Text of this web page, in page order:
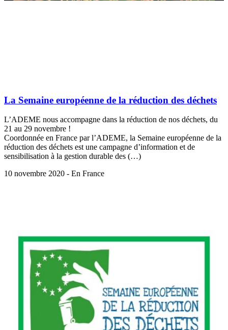
La Semaine européenne de la réduction des déchets
L’ADEME nous accompagne dans la réduction de nos déchets, du
21 au 29 novembre !
Coordonnée en France par l’ADEME, la Semaine européenne de la
réduction des déchets est une campagne d’information et de
sensibilisation à la gestion durable des (…)
10 novembre 2020 - En France